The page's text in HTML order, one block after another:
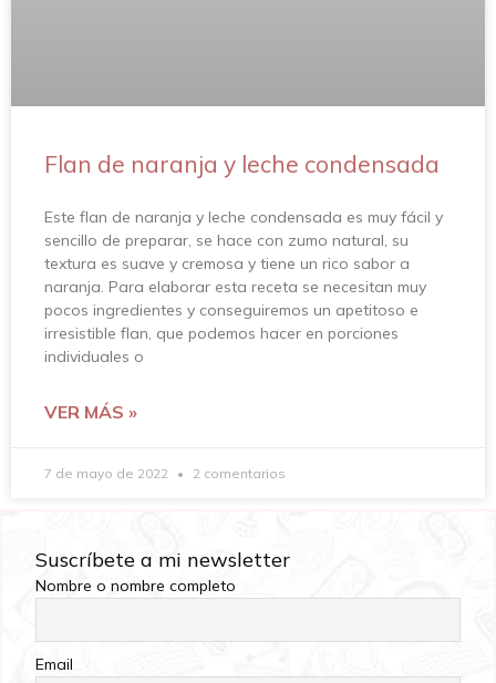
Flan de naranja y leche condensada
Este flan de naranja y leche condensada es muy fácil y
sencillo de preparar, se hace con zumo natural, su
textura es suave y cremosa y tiene un rico sabor a
naranja. Para elaborar esta receta se necesitan muy
pocos ingredientes y conseguiremos un apetitoso e
irresistible flan, que podemos hacer en porciones
individuales o
VER MÁS »
7 de mayo de 2022 2 comentarios
Suscríbete a mi newsletter
Nombre o nombre completo
Email